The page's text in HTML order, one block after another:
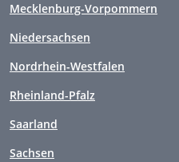
Mecklenburg-Vorpommern
Niedersachsen
Nordrhein-Westfalen
Rheinland-Pfalz
Saarland
Sachsen